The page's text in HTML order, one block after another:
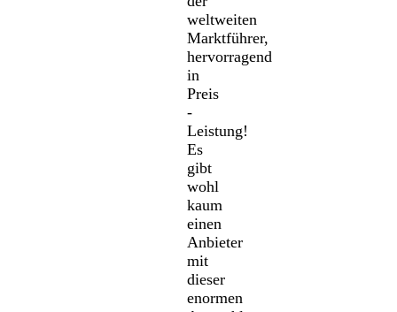
weltweiten
Marktführer,
hervorragend
in
Preis
-
Leistung!
Es
gibt
wohl
kaum
einen
Anbieter
mit
dieser
enormen